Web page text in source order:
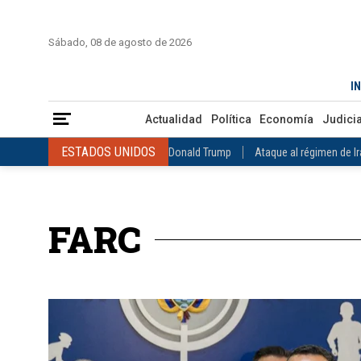
Sábado, 08 de agosto de 2026
Actualidad Política Economía Judicial
ESTADOS UNIDOS Donald Trump Ataque al régimen de
VENEZUELA Juicio contra Maduro Terremoto en
ESTADOS UNIDOS
INTERNACIONAL Raúl Castro José Luis Rodríguez Zapatero
COLOMBIA Elecciones Presidenciales en Colombia Gustavo
FARC